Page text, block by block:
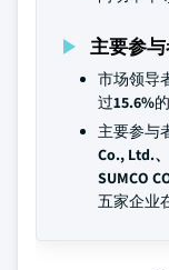
主要参
市场领导
过15.6%
主要参与
Co., Ltd.
SUMCO
五家企业